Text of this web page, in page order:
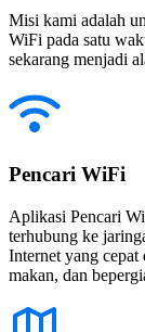
Misi kami adalah
WiFi pada satu
sekarang menjadi
Pencari WiFi
Aplikasi Pencari
terhubung ke
Internet yang cepat
makan, dan